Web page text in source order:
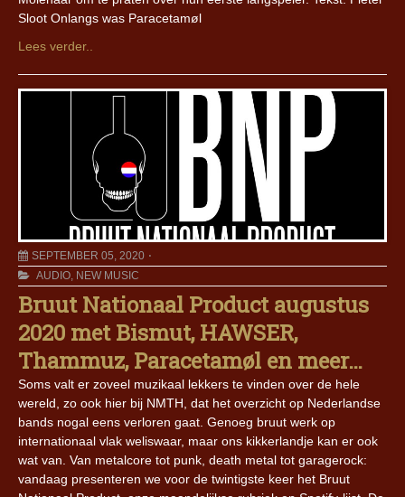
Sloot Onlangs was Paracetamøl
Lees verder..
SEPTEMBER 05, 2020
AUDIO, NEW MUSIC
Bruut Nationaal Product augustus
2020 met Bismut, HAWSER,
Thammuz, Paracetamøl en meer…
Soms valt er zoveel muzikaal lekkers te vinden over de hele
wereld, zo ook hier bij NMTH, dat het overzicht op Nederlandse
bands nogal eens verloren gaat. Genoeg bruut werk op
internationaal vlak weliswaar, maar ons kikkerlandje kan er ook
wat van. Van metalcore tot punk, death metal tot garagerock:
vandaag presenteren we voor de twintigste keer het Bruut